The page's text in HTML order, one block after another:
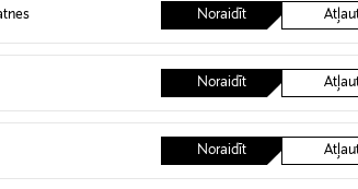
Noraidīt
Noraidīt
Noraidīt